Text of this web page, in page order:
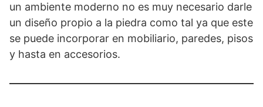
un ambiente moderno no es muy necesario darle
un diseño propio a la piedra como tal ya que este
se puede incorporar en mobiliario, paredes, pisos
y hasta en accesorios.